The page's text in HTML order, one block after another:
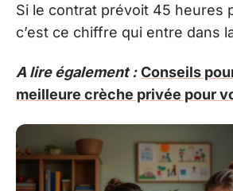
Si le contrat prévoit 45 heures
c’est ce chiffre qui entre dans
A lire également : Conseils
meilleure crèche privée pour